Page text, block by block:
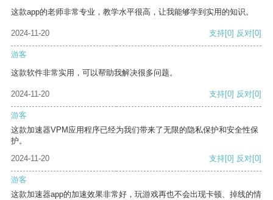
这款app的老师非常专业，教学水平很高，让我能够学到实用的知识。
2024-11-20 支持[0] 反对[0]
游客
这款软件非常实用，可以帮助我解决很多问题。
2024-11-20 支持[0] 反对[0]
游客
这款加速器VPM应用程序已经为我们带来了无限的隐私保护和安全性保
护。
2024-11-20
支持[0] 反对[0]
游客
这款加速器app的加速效果非常好，玩游戏再也不会出现卡顿、掉线的情